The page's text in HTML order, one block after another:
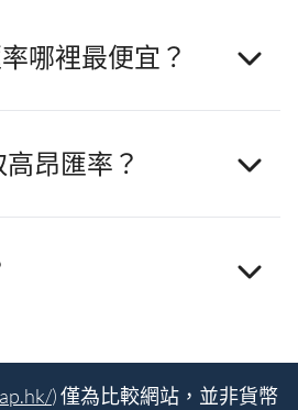
哪裡最便宜？
昂匯率？
) 僅為比較網站，並非貨幣